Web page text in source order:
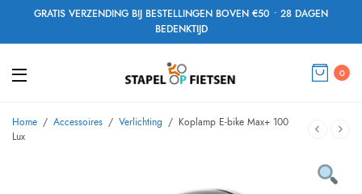
GRATIS VERZENDING BIJ BESTELLINGEN BOVEN €50 • 28 DAGEN
BEDENKTIJD
0
Home / Accessoires / Verlichting / Koplamp E-bike Max+ 100
Lux